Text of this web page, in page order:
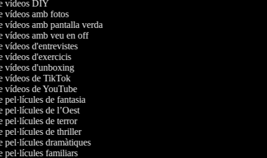
vídeos DIY
vídeos amb fotos
vídeos amb pantalla verda
vídeos amb veu en off
vídeos d'entrevistes
vídeos d'exercicis
vídeos d'unboxing
vídeos de TikTok
vídeos de YouTube
pel·lícules de fantasia
pel·lícules de l’Oest
pel·lícules de terror
pel·lícules de thriller
pel·lícules dramàtiques
pel·lícules familiars